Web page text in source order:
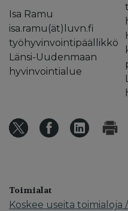
Isa Ramu
isa.ramu(ät)luvn.fi
työhyvinvointipäällikkö
Länsi-Uudenmaan
hyvinvointialue
Toimialat
Koskee useita toimialoja